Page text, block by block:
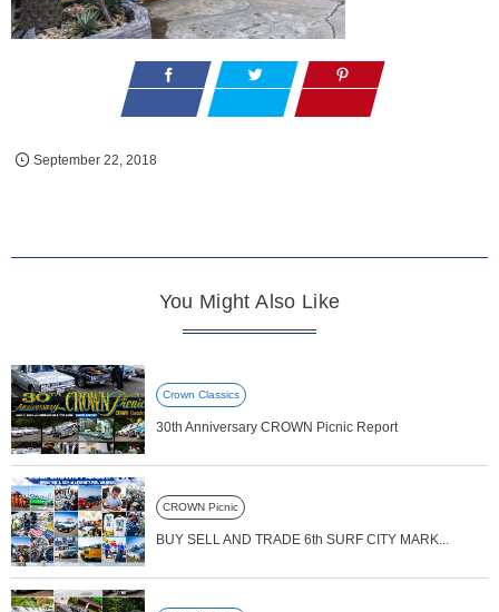
September 22, 2018
You Might Also Like
Crown Classics
30th Anniversary CROWN Picnic Report
CROWN Picnic
BUY SELL AND TRADE 6th SURF CITY MARK...